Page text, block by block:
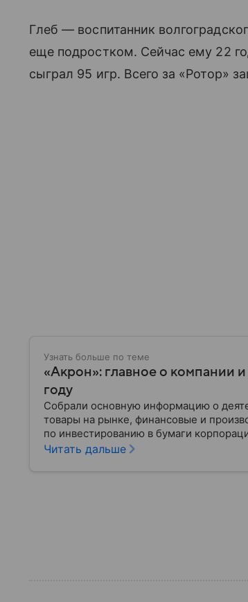
Глеб — воспитанник
еще подростком. Сейчас ему 22
сыграл 95 игр. Всего за «Ротор»
Узнать больше по теме
«Акрон»: главное о компании
году
Собрали основную информацию о
товары на рынке, финансовые и
по инвестированию в бумаги
ее акциями в 2024 году.
Читать дальше